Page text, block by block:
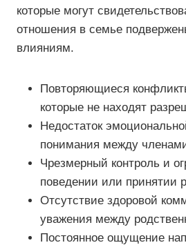
которые могут
отношения в семье
влияниям.
Повторяющиеся
которые не находят
Недостаток
понимания между
Чрезмерный контроль и
поведении или принятии
Отсутствие здоровой
уважения между
Постоянное ощущение